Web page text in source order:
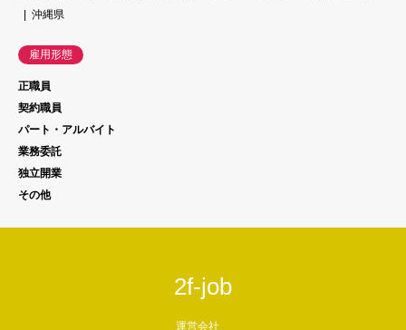
沖縄県
雇用形態
正職員
契約職員
パート・アルバイト
業務委託
独立開業
その他
2f-job
運営会社